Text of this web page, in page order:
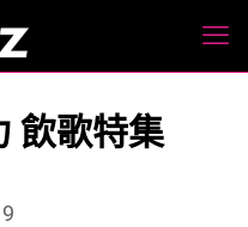
飲歌特集